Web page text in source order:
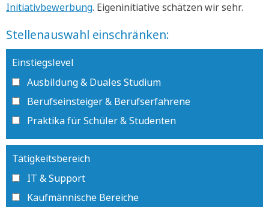
Initiativbewerbung. Eigeninitiative schätzen wir sehr.
Stellenauswahl einschränken:
Einstiegslevel
Ausbildung & Duales Studium
Berufseinsteiger & Berufserfahrene
Praktika für Schüler & Studenten
Tätigkeitsbereich
IT & Support
Kaufmännische Bereiche